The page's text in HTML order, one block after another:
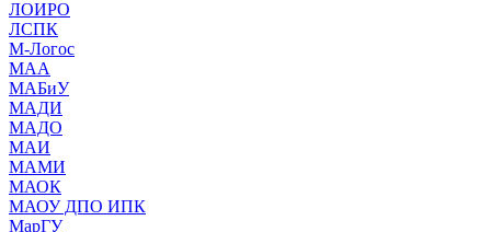
ЛОИРО
ЛСПК
М-Логос
МАА
МАБиУ
МАДИ
МАДО
МАИ
МАМИ
МАОК
МАОУ ДПО ИПК
МарГУ